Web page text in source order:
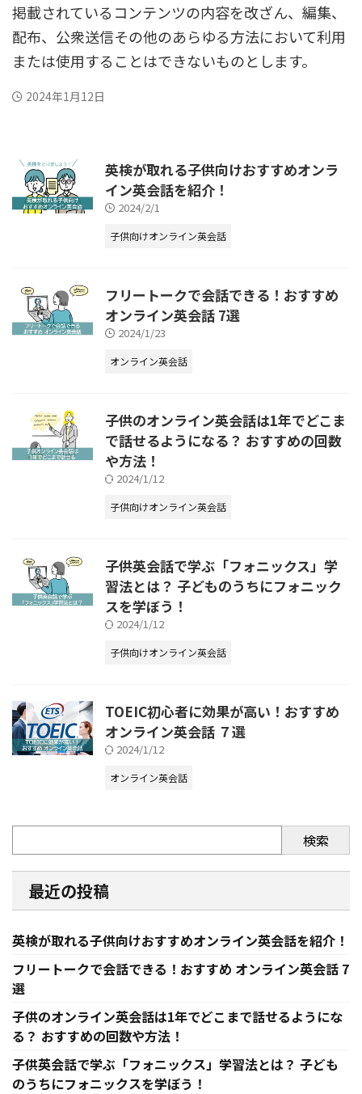
掲載されているコンテンツの内容を改ざん、編集、
配布、公衆送信その他のあらゆる方法において利用
または使用することはできないものとします。
2024年1月12日
英検が取れる子供向けおすすめオンラ
イン英会話を紹介！
2024/2/1
子供向けオンライン英会話
フリートークで会話できる！おすすめ
オンライン英会話 7選
2024/1/23
オンライン英会話
子供のオンライン英会話は1年でどこま
で話せるようになる？ おすすめの回数
や方法！
2024/1/12
子供向けオンライン英会話
子供英会話で学ぶ「フォニックス」学
習法とは？ 子どものうちにフォニック
スを学ぼう！
2024/1/12
子供向けオンライン英会話
TOEIC初心者に効果が高い！おすすめ
オンライン英会話 ７選
2024/1/12
オンライン英会話
検索
最近の投稿
英検が取れる子供向けおすすめオンライン英会話を紹介！
フリートークで会話できる！おすすめ オンライン英会話 7
選
子供のオンライン英会話は1年でどこまで話せるようにな
る？ おすすめの回数や方法！
子供英会話で学ぶ「フォニックス」学習法とは？ 子ども
のうちにフォニックスを学ぼう！